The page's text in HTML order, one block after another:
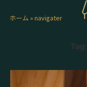
ホーム »navigater
Tag: